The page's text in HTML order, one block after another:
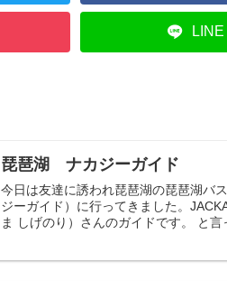
LINE
琵琶湖 ナカジーガイド
今日は友達に誘われ琵琶湖の琵琶湖バ
ジーガイド）に行ってきました。
ま しげのり）さんのガイドです。 と言